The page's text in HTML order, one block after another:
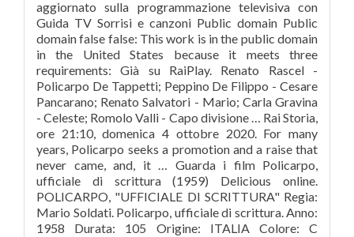
aggiornato sulla programmazione televisiva con
Guida TV Sorrisi e canzoni Public domain Public
domain false false: This work is in the public domain
in the United States because it meets three
requirements: Già su RaiPlay. Renato Rascel -
Policarpo De Tappetti; Peppino De Filippo - Cesare
Pancarano; Renato Salvatori - Mario; Carla Gravina
- Celeste; Romolo Valli - Capo divisione … Rai Storia,
ore 21:10, domenica 4 ottobre 2020. For many
years, Policarpo seeks a promotion and a raise that
never came, and, it … Guarda i film Policarpo,
ufficiale di scrittura (1959) Delicious online.
POLICARPO, "UFFICIALE DI SCRITTURA" Regia:
Mario Soldati. Policarpo, ufficiale di scrittura. Anno:
1958 Durata: 105 Origine: ITALIA Colore: C